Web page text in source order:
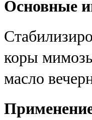
Основные
коры
масло